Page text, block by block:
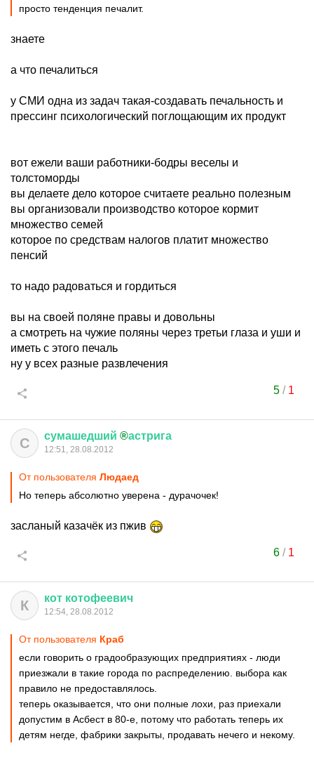
просто тенденция печалит.
знаете
а что печалиться
у СМИ одна из задач такая-создавать печальность и
прессинг психологический поглощающим их продукт
вот ежели ваши работники-бодры веселы и
толстоморды
вы делаете дело которое считаете реально полезным
вы организовали производство которое кормит
множество семей
которое по средствам налогов платит множество
пенсий
то надо радоваться и гордиться
вы на своей поляне правы и довольны
а смотреть на чужие поляны через третьи глаза и уши и
иметь с этого печаль
ну у всех разные развлечения
5/ 1
С сумашедший ®астрига
12:51, 28.08.2012
От пользователя Людаед
Но теперь абсолютно уверена - дурачочек!
засланый казачёк из пжив
6/ 1
К кот котофеевич
12:54, 28.08.2012
От пользователя Краб
если говорить о градообразующих предприятиях - люди
приезжали в такие города по распределению. выбора как
правило не предоставлялось.
теперь оказывается, что они полные лохи, раз приехали
допустим в Асбест в 80-е, потому что работать теперь их
детям негде, фабрики закрыты, продавать нечего и некому.